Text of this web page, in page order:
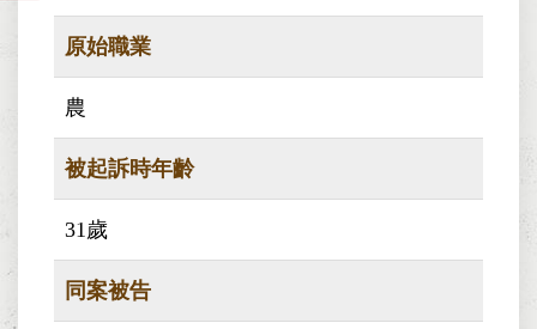
原始職業
農
被起訴時年齡
31歲
同案被告